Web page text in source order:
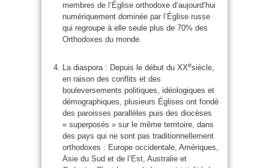
membres de l’Église orthodoxe d’aujourd’hui
numériquement dominée par l’Église russe
qui regroupe à elle seule plus de 70% des
Orthodoxes du monde.
La diaspora : Depuis le début du XXesiècle,
en raison des conflits et des
bouleversements politiques, idéologiques et
démographiques, plusieurs Églises ont fondé
des paroisses parallèles puis des diocèses
« superposés » sur le même territoire, dans
des pays qui ne sont pas traditionnellement
orthodoxes : Europe occidentale, Amériques,
Asie du Sud et de l’Est, Australie et